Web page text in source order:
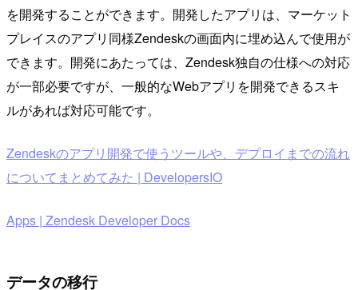
を開発することができます。開発したアプリは、マーケット
プレイスのアプリ同様Zendeskの画面内に埋め込んで使用が
できます。開発にあたっては、Zendesk独自の仕様への対応
が一部必要ですが、一般的なWebアプリを開発できるスキ
ルがあれば対応可能です。
Zendeskのアプリ開発で使うツールや、デプロイまでの流れ
についてまとめてみた | DevelopersIO
Apps | Zendesk Developer Docs
データの移行